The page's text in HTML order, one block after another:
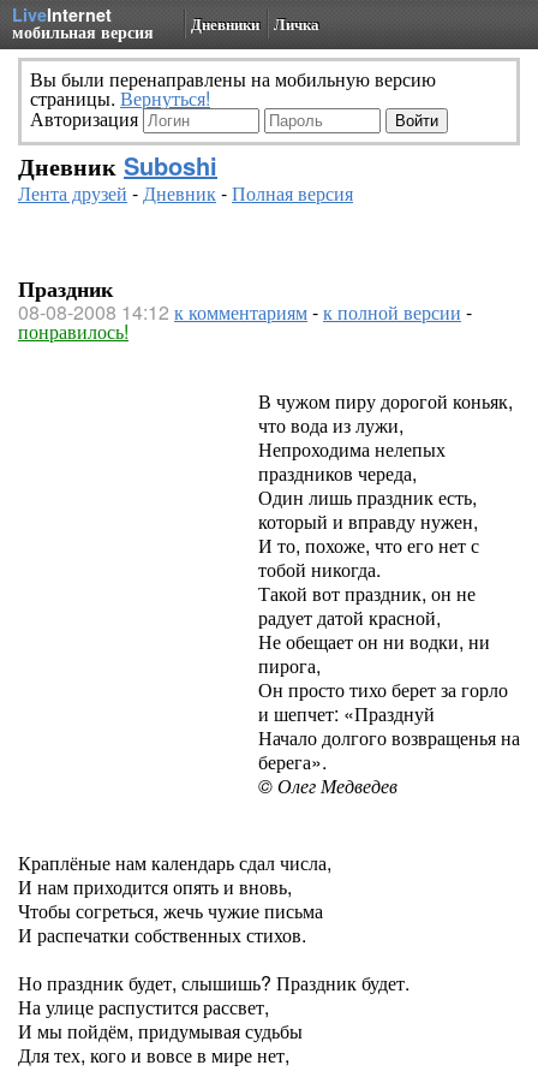
LiveInternet
мобильная версия Дневники Личка
Вы были перенаправлены на мобильную версию
страницы. Вернуться!
Авторизация
Дневник Suboshi
Лента друзей -Дневник-Полная версия
Праздник
08-08-2008 14:12 к комментариям-к полной версии -
понравилось!
В чужом пиру дорогой коньяк,
что вода из лужи,
Непроходима нелепых
праздников череда,
Один лишь праздник есть,
который и вправду нужен,
И то, похоже, что его нет с
тобой никогда.
Такой вот праздник, он не
радует датой красной,
Не обещает он ни водки, ни
пирога,
Он просто тихо берет за горло
и шепчет: «Празднуй
Начало долгого возвращенья на
берега».
© Олег Медведев
Краплёные нам календарь сдал числа,
И нам приходится опять и вновь,
Чтобы согреться, жечь чужие письма
И распечатки собственных стихов.
Но праздник будет, слышишь? Праздник будет.
На улице распустится рассвет,
И мы пойдём, придумывая судьбы
Для тех, кого и вовсе в мире нет,